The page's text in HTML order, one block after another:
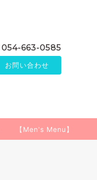
054-663-0585
お問い合わせ
【Men's Menu】